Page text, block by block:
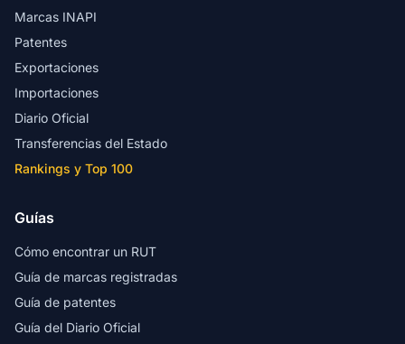
Marcas INAPI
Patentes
Exportaciones
Importaciones
Diario Oficial
Transferencias del Estado
Rankings y Top 100
Guías
Cómo encontrar un RUT
Guía de marcas registradas
Guía de patentes
Guía del Diario Oficial